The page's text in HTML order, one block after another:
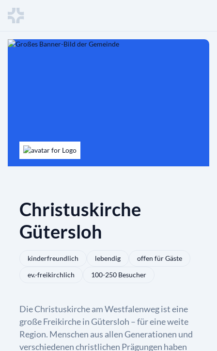
Christuskirche
Gütersloh
kinderfreundlich lebendig
offen für Gäste
ev.-freikirchlich
100-250 Besucher
Die Christuskirche am Westfalenweg ist eine
große Freikirche in Gütersloh – für eine weite
Region. Menschen aus allen Generationen und
verschiedenen christlichen Prägungen haben